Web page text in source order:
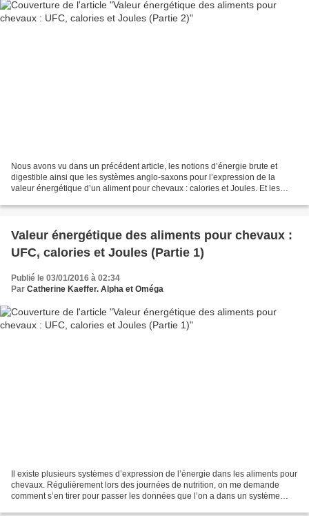
Nous avons vu dans un précédent article, les notions d’énergie brute et
digestible ainsi que les systèmes anglo-saxons pour l’expression de la
valeur énergétique d’un aliment pour chevaux : calories et Joules. Et les
Valeur énergétique des aliments pour chevaux :
UFC, calories et Joules (Partie 1)
Publié le 03/01/2016 à 02:34
Par Catherine Kaeffer. Alpha et Oméga
Il existe plusieurs systèmes d’expression de l’énergie dans les aliments pour
chevaux. Régulièrement lors des journées de nutrition, on me demande
comment s’en tirer pour passer les données que l’on a dans un système